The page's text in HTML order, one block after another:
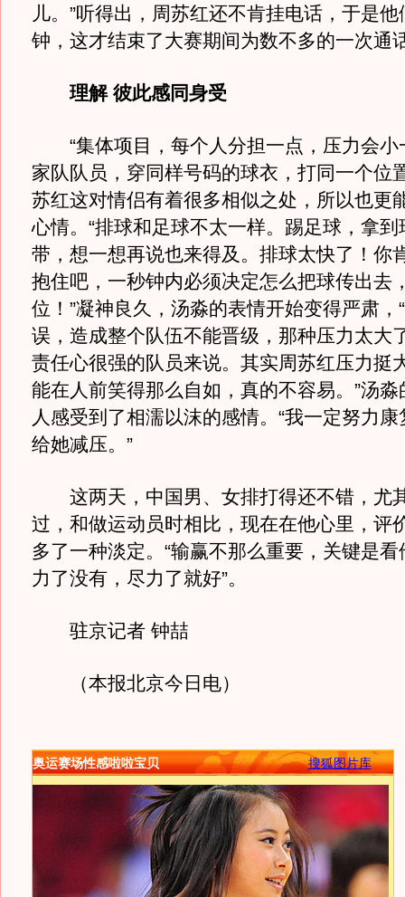
儿。”听得出，周苏红还不肯挂电话，于是
钟，这才结束了大赛期间为数不多的一次通
理解 彼此感同身受
“集体项目，每个人分担一点，压力会小
家队队员，穿同样号码的球衣，打同一个位
苏红这对情侣有着很多相似之处，所以也更
心情。“排球和足球不太一样。踢足球，拿
带，想一想再说也来得及。排球太快了！你
抱住吧，一秒钟内必须决定怎么把球传出去
位！”凝神良久，汤淼的表情开始变得严肃，
误，造成整个队伍不能晋级，那种压力太大
责任心很强的队员来说。其实周苏红压力挺
能在人前笑得那么自如，真的不容易。”汤
人感受到了相濡以沫的感情。“我一定努力
给她减压。”
这两天，中国男、女排打得还不错，尤
过，和做运动员时相比，现在在他心里，评
多了一种淡定。“输赢不那么重要，关键是
力了没有，尽力了就好”。
驻京记者 钟喆
（本报北京今日电）
奥运赛场性感啦啦宝贝 搜狐图片库